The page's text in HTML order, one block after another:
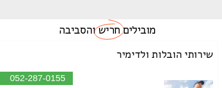
מוביליםחרישוהסביבה
שירותי הובלות ולדימיר
052-287-0155